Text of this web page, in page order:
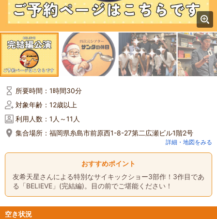
所要時間： 1時間30分
対象年齢： 12歳以上
利用人数： 1人～11人
集合場所： 福岡県糸島市前原西1-8-27第二広瀬ビル1階2号
詳細・地図をみる
おすすめポイント
友希天星さんによる特別なサイキックショー3部作！3作目であ
る「BELIEVE」(完結編)。目の前でご堪能ください！
空き状況